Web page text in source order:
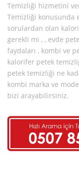
Temizliği hizmetini
Temizliği konusunda
sorulardan olan
gerekli mi , , evde
faydaları , kombi ve
kalorifer petek
petek temizliği ne
kombi marka ve
bizi arayabilirsiniz.